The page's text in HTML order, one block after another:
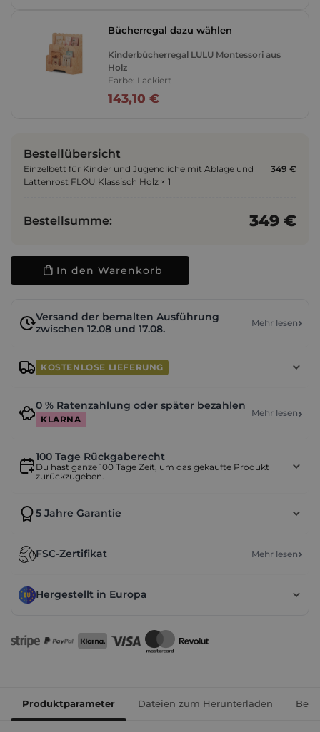
Bücherregal dazu wählen
Kinderbücherregal LULU Montessori aus
Holz
Farbe: Lackiert
143,10 €
Bestellübersicht
Einzelbett für Kinder und Jugendliche mit Ablage und
Lattenrost FLOU Klassisch Holz × 1
349 €
Bestellsumme: 349 €
In den Warenkorb
Versand der bemalten Ausführung
zwischen 12.08 und 17.08.
Mehr lesen
KOSTENLOSE LIEFERUNG
0 % Ratenzahlung oder später bezahlen
KLARNA
Mehr lesen
100 Tage Rückgaberecht
Du hast ganze 100 Tage Zeit, um das gekaufte Produkt
zurückzugeben.
5 Jahre Garantie
FSC-Zertifikat Mehr lesen
Hergestellt in Europa
Produktparameter Dateien zum Herunterladen